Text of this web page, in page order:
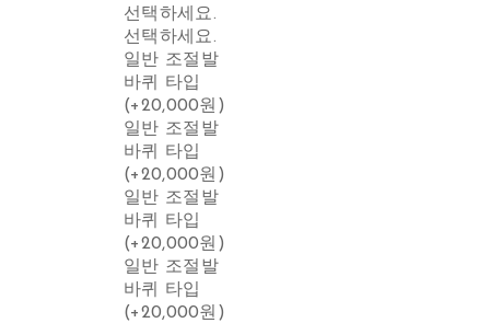
선택하세요.
선택하세요.
일반 조절발
바퀴 타입
(+20,000원)
일반 조절발
바퀴 타입
(+20,000원)
일반 조절발
바퀴 타입
(+20,000원)
일반 조절발
바퀴 타입
(+20,000원)